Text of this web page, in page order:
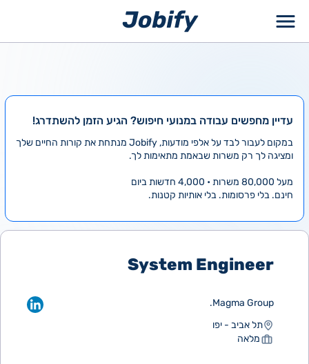
עדיין מחפשים עבודה במנועי חיפוש? הגיע הזמן להשתדרג!
במקום לעבור לבד על אלפי מודעות, Jobify מנתחת את קורות החיים שלך
ומציגה לך רק משרות שבאמת מתאימות לך.
מעל 80,000 משרות • 4,000 חדשות ביום
חינם. בלי פרסומות. בלי אותיות קטנות.
System Engineer
Magma Group.
תל אביב - יפו
מלאה